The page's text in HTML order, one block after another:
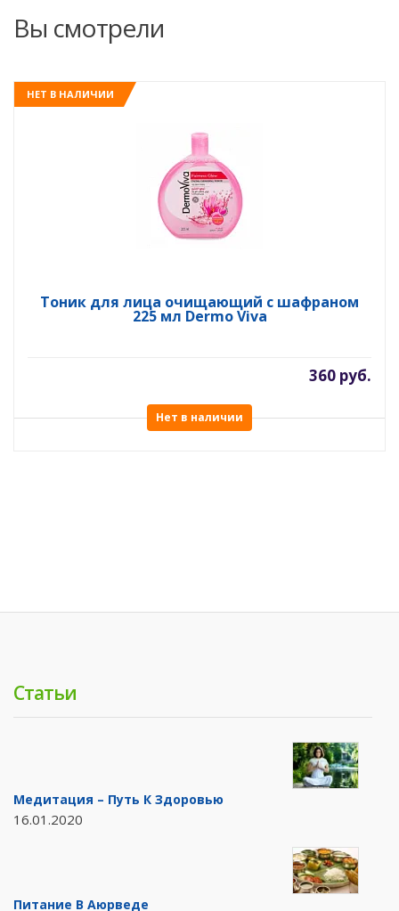
Вы смотрели
НЕТ В НАЛИЧИИ
Тоник для лица очищающий с шафраном
225 мл Dermo Viva
360 руб.
Нет в наличии
Статьи
Медитация – Путь К Здоровью
16.01.2020
Питание В Аюрведе